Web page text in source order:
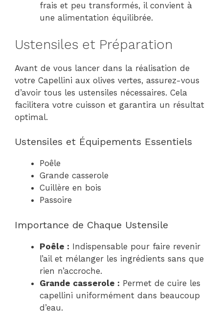
frais et peu transformés, il convient à
une alimentation équilibrée.
Ustensiles et Préparation
Avant de vous lancer dans la réalisation de
votre Capellini aux olives vertes, assurez-vous
d’avoir tous les ustensiles nécessaires. Cela
facilitera votre cuisson et garantira un résultat
optimal.
Ustensiles et Équipements Essentiels
Poêle
Grande casserole
Cuillère en bois
Passoire
Importance de Chaque Ustensile
Poêle : Indispensable pour faire revenir
l’ail et mélanger les ingrédients sans que
rien n’accroche.
Grande casserole : Permet de cuire les
capellini uniformément dans beaucoup
d’eau.